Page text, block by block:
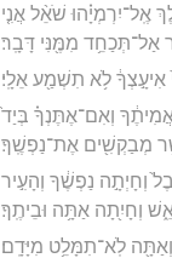
אֶֽל־יִרְמְיָ֗הוּ שֹׁאֵ֨ל אֲנִ֤י
אַל־תְּכַחֵ֥ד מִמֶּ֖נִּי דָּבָֽר׃
אִיעָ֣צְךָ֔ לֹ֥א תִשְׁמַ֖ע אֵלָֽי׃
וְאִם־אֶתֶּנְךָ֗ בְּיַד֙
מְבַקְשִׁ֖ים אֶת־נַפְשֶֽׁךָ׃
וְחָיְתָ֣ה נַפְשֶׁ֔ךָ וְהָעִ֣יר
וְחָיִ֖תָה אַתָּ֥ה וּבֵיתֶֽךָ׃
לֹֽא־תִמָּלֵ֥ט מִיָּדָֽם׃